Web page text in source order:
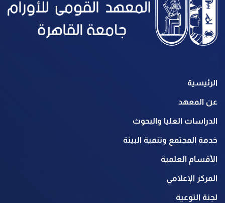
الرئيسية
عن المعهد
الدراسات العليا والبحوث
خدمة المجتمع وتنمية البيئة
الأقسام العلمية
المركز الإعلامي
لجنة التوعية